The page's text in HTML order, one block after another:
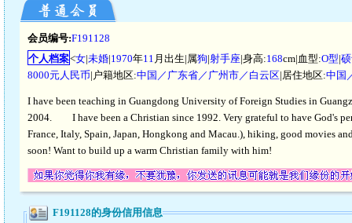
会员编号:F191128
个人档案<女|未婚|1970年11 月出生|属狗|射手座|身高:168cm|血型:O型|
8000元人民币|户籍地区:中国／广东省／广州市／白云区|居住地区:中国
I have been teaching in Guangdong University of Foreign Studies in
2004. I have been a Christian since 1992. Very grateful to have God's
France, Italy, Spain, Japan, Hongkong and Macau.), hiking, good
soon! Want to build up a warm Christian family with him!
F191128的身份信用信息